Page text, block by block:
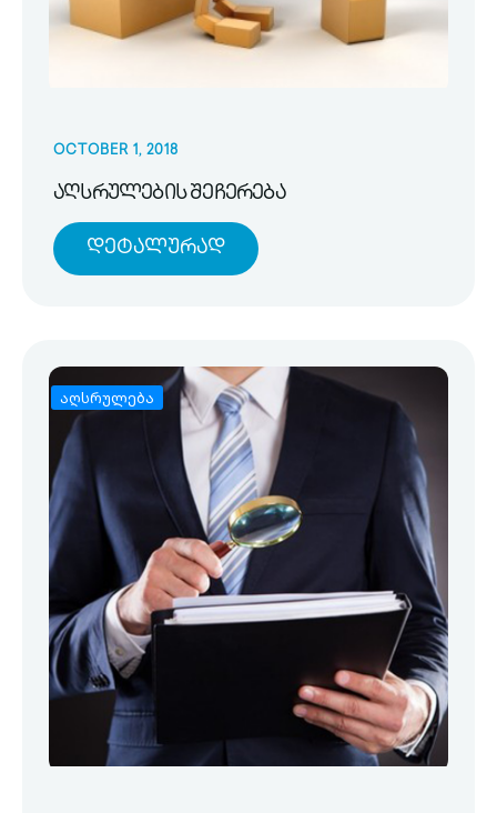
OCTOBER 1, 2018
აღსრულების შეჩერება
Დეტალურად
აღსრულება